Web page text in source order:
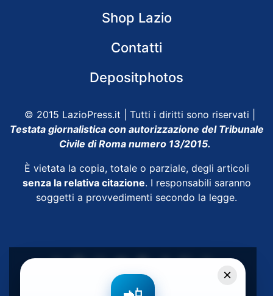
Shop Lazio
Contatti
Depositphotos
© 2015 LazioPress.it | Tutti i diritti sono riservati |
Testata giornalistica con autorizzazione del Tribunale
Civile di Roma numero 13/2015.
È vietata la copia, totale o parziale, degli articoli
senza la relativa citazione. I responsabili saranno
soggetti a provvedimenti secondo la legge.
×
Powered by SpheraHouse